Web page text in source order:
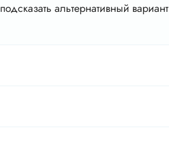
альтернативный вариант